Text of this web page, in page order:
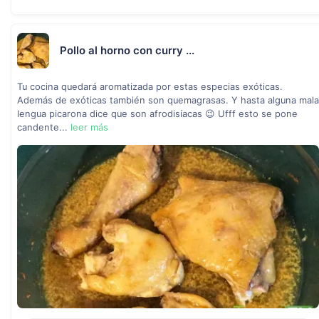
Pollo al horno con curry ...
Tu cocina quedará aromatizada por estas especias exóticas.
Además de exóticas también son quemagrasas. Y hasta alguna mala
lengua picarona dice que son afrodisíacas 😉 Ufff esto se pone
candente... leer más